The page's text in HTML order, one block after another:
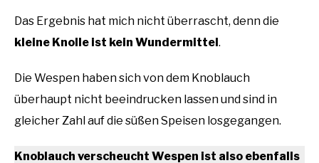
Das Ergebnis hat mich nicht überrascht, denn die
kleine Knolle ist kein Wundermittel.
Die Wespen haben sich von dem Knoblauch
überhaupt nicht beeindrucken lassen und sind in
gleicher Zahl auf die süßen Speisen losgegangen.
Knoblauch verscheucht Wespen ist also ebenfalls